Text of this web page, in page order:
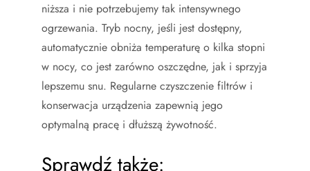
niższa i nie potrzebujemy tak intensywnego
ogrzewania. Tryb nocny, jeśli jest dostępny,
automatycznie obniża temperaturę o kilka stopni
w nocy, co jest zarówno oszczędne, jak i sprzyja
lepszemu snu. Regularne czyszczenie filtrów i
konserwacja urządzenia zapewnią jego
optymalną pracę i dłuższą żywotność.
Sprawdź także: